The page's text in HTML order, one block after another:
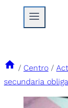
/ Centro /
secundaria